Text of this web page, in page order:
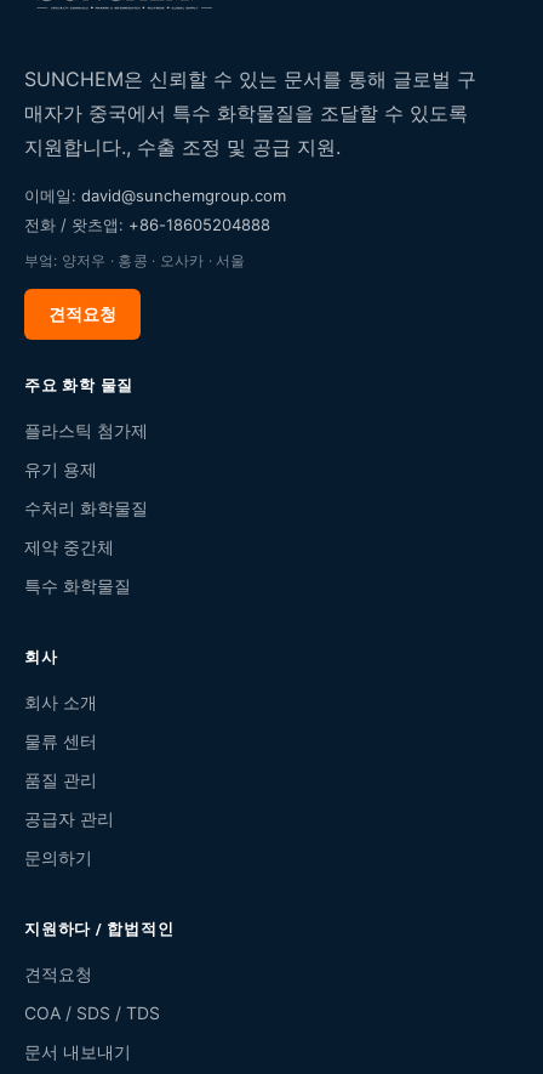
SUNCHEM은 신뢰할 수 있는 문서를 통해 글로벌 구
매자가 중국에서 특수 화학물질을 조달할 수 있도록
지원합니다., 수출 조정 및 공급 지원.
이메일: david@sunchemgroup.com
전화 / 왓츠앱: +86-18605204888
부엌: 양저우 · 홍콩 · 오사카 · 서울
견적요청
주요 화학 물질
플라스틱 첨가제
유기 용제
수처리 화학물질
제약 중간체
특수 화학물질
회사
회사 소개
물류 센터
품질 관리
공급자 관리
문의하기
지원하다 / 합법적인
견적요청
COA / SDS / TDS
문서 내보내기